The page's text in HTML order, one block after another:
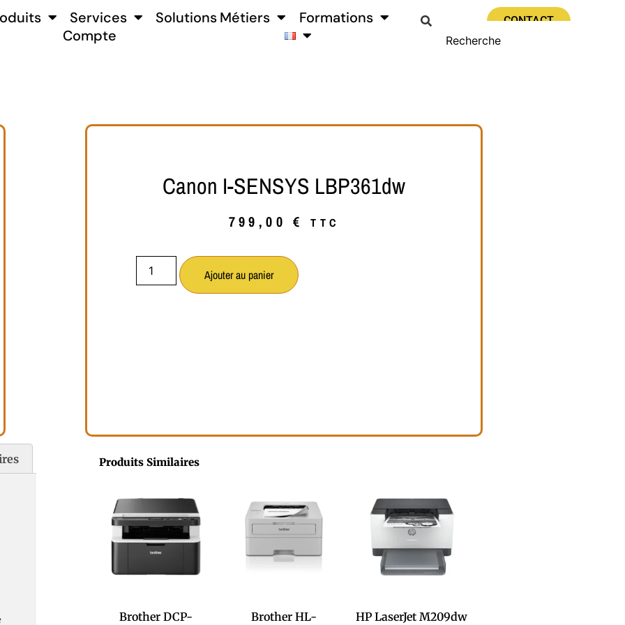
Services Solutions Métiers
Formations
Compte
CONTACT
Canon I-SENSYS LBP361dw
799,00€ TTC
Ajouter au panier
Produits Similaires
Brother DCP-
Brother HL-
HP LaserJet M209dw